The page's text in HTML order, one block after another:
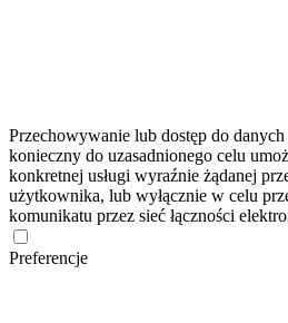
Przechowywanie lub dostęp do
konieczny do uzasadnionego celu
konkretnej usługi wyraźnie żądanej
użytkownika, lub wyłącznie w celu
komunikatu przez sieć łączności
Preferencje